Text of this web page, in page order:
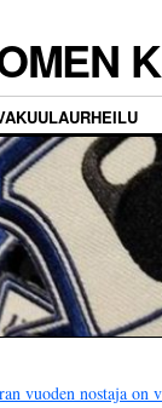
vuoden nostaja on